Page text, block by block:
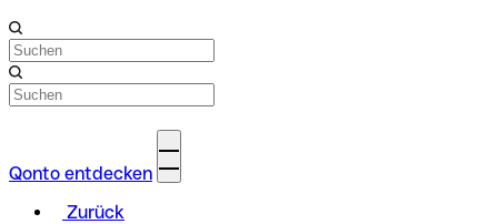
Qonto entdecken
Zurück